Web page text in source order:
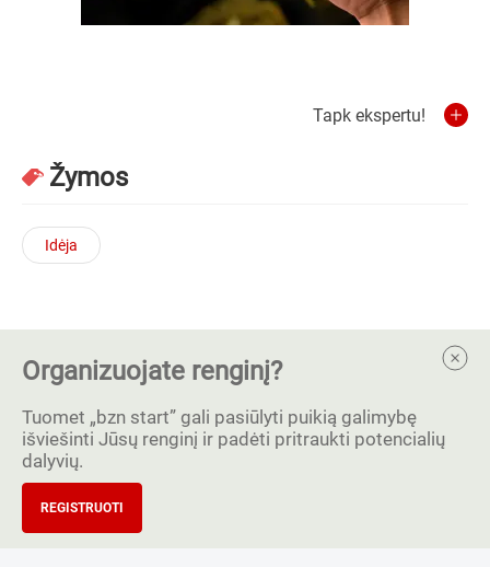
Tapk ekspertu!
Žymos
Idėja
Organizuojate renginį?
Tuomet „bzn start” gali pasiūlyti puikią galimybę
išviešinti Jūsų renginį ir padėti pritraukti potencialių
dalyvių.
REGISTRUOTI